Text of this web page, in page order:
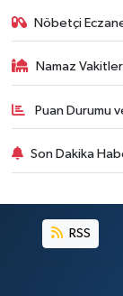
Nöbetçi
Namaz
Puan Durumu
Son Dakika
RSS